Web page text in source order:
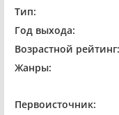
Тип:
Год выхода:
Возрастной рейтинг:
Жанры:
Первоисточник: